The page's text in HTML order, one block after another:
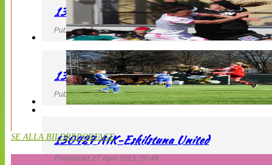
130427 IF Limhamn Bunkeflo – QBIK
Publicerad 27 April 2013, 21:10
130427 LdB FC Malmö – Mallbackens IF
Publicerad 27 April 2013, 20:54
130427 AIK-Eskilstuna United
Publicerad 27 April 2013, 20:48
SE ALLA BILDREPORTAGE